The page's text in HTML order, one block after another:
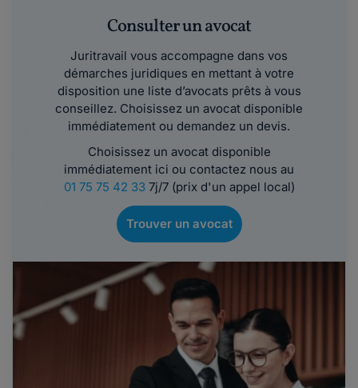
Consulter un avocat
Juritravail vous accompagne dans vos
démarches juridiques en mettant à votre
disposition une liste d’avocats prêts à vous
conseillez. Choisissez un avocat disponible
immédiatement ou demandez un devis.
Choisissez un avocat disponible
immédiatement ici ou contactez nous au
01 75 75 42 337j/7 (prix d'un appel local)
Trouver un avocat